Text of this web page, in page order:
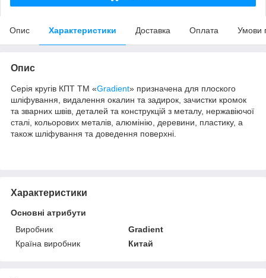
Опис Характеристики Доставка Оплата Умови
Опис
Серія кругів КПТ ТМ «Gradient» призначена для плоского
шліфування, видалення окалин та задирок, зачистки кромок
та зварних швів, деталей та конструкцій з металу, нержавіючої
сталі, кольорових металів, алюмінію, деревини, пластику, а
також шліфування та доведення поверхні.
Характеристики
Основні атрибути
Виробник
Gradient
Країна виробник
Китай